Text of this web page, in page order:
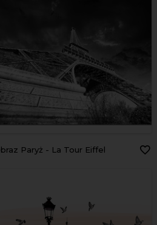
Obraz Paryż - La Tour Eiffel